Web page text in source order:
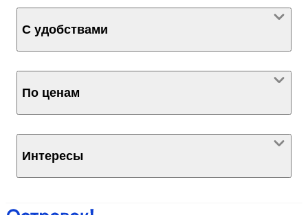
С удобствами
По ценам
Интересы